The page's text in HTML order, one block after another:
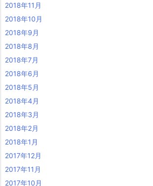
2018年11月
2018年10月
2018年9月
2018年8月
2018年7月
2018年6月
2018年5月
2018年4月
2018年3月
2018年2月
2018年1月
2017年12月
2017年11月
2017年10月